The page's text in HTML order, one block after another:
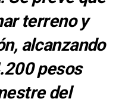
terreno y
alcanzando
pesos
del